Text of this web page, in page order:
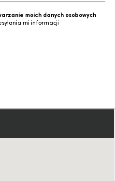
moich danych osobowych
mi informacji